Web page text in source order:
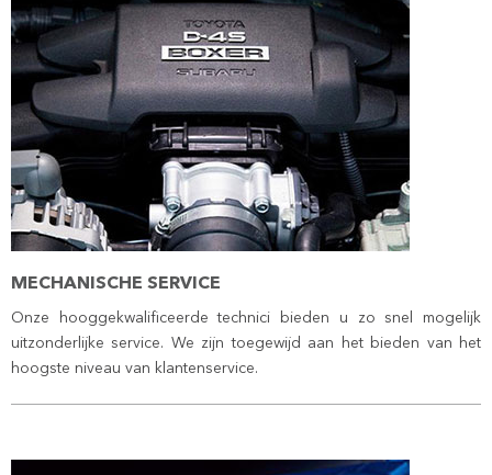
MECHANISCHE SERVICE
Onze hooggekwalificeerde technici bieden u zo snel mogelijk
uitzonderlijke service. We zijn toegewijd aan het bieden van het
hoogste niveau van klantenservice.